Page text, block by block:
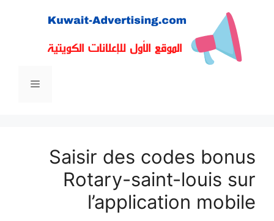
القائمة
Saisir des codes
Rotary-saint-louis
l’application